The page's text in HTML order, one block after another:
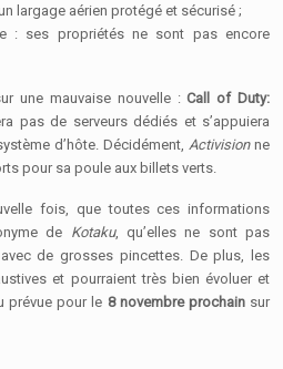
largage aérien protégé et sécurisé ;
: ses propriétés ne sont pas encore
une mauvaise nouvelle :Call of Duty:
pas de serveurs dédiés et s’appuiera
d’hôte. Décidément, Activisionne
pour sa poule aux billets verts.
fois, que toutes ces informations
de Kotaku, qu’elles ne sont pas
de grosses pincettes. De plus, les
et pourraient très bien évoluer et
prévue pour le 8 novembre prochainsur